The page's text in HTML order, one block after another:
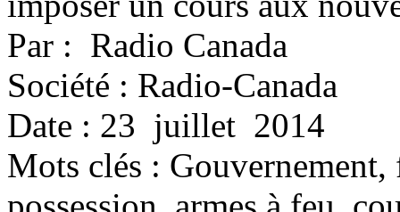
Par : Radio Canada
Société : Radio-Canada
Date : 23 juillet 2014
Mots clés :